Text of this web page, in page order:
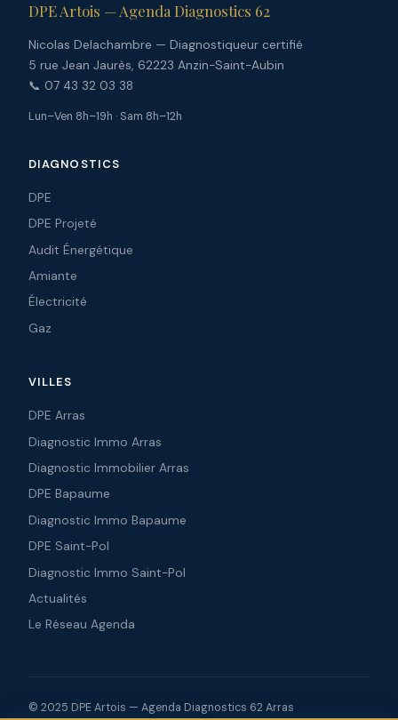
DPE Artois — Agenda Diagnostics 62
Nicolas Delachambre — Diagnostiqueur certifié
5 rue Jean Jaurès, 62223 Anzin-Saint-Aubin
📞 07 43 32 03 38
Lun–Ven 8h–19h · Sam 8h–12h
DIAGNOSTICS
DPE
DPE Projeté
Audit Énergétique
Amiante
Électricité
Gaz
VILLES
DPE Arras
Diagnostic Immo Arras
Diagnostic Immobilier Arras
DPE Bapaume
Diagnostic Immo Bapaume
DPE Saint-Pol
Diagnostic Immo Saint-Pol
Actualités
Le Réseau Agenda
© 2025 DPE Artois — Agenda Diagnostics 62 Arras